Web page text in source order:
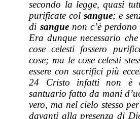
secondo la legge, quasi
purificate colsangue; e
di sanguenon c’è perdono
Era dunque necessario
cose celesti fossero
cose; ma le cose celesti
essere con sacrifici più
24 Cristo infatti non è
santuario fatto da mani
vero, ma nel cielo stesso
davanti alla presenza di